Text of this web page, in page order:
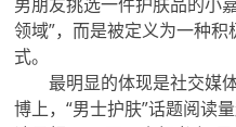
领域”，而是被定义为一种
式。
最明显的体现是社交媒
博上，“男士护肤”话题阅读